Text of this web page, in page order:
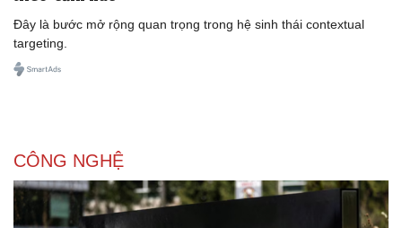
Sản phụ khoa
Nhi khoa
Nam khoa
Tình
Đây là bước mở rộng quan trọng trong hệ sinh thái contextual
targeting.
CÔNG NGHỆ